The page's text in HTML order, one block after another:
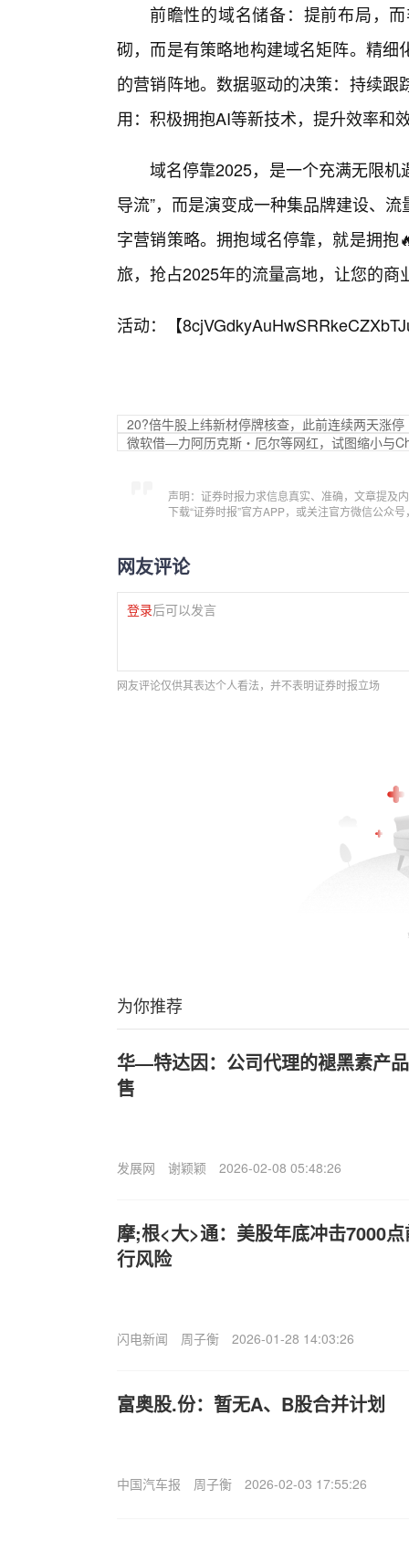
前瞻性的域名储备：提前布局，
砌，而是有策略地构建域名矩阵。精
的营销阵地。数据驱动的决策：持续
用：积极拥抱AI等新技术，提升效率和
域名停靠2025，是一个充满无限机
导流”，而是演变成一种集品牌建设、
字营销策略。拥抱域名停靠，就是拥
旅，抢占2025年的流量高地，让您的
活动：【
20?倍牛股上纬新材停牌核查，此前连续两天涨停
微软借—力阿历克斯・厄尔等网红，试图缩小与
声明：证券时报力求信息真实、准确，文章提及
下载“证券时报”官方APP，或关注官方微信公众
网友评论
登录后可以发言
网友评论仅供其表达个人看法，并不表明证券时报立场
为你推荐
华—特达因：公司代理的褪黑素产
售
发展网 谢颖颖 2026-02-08 05:48:26
摩;根<大>通：美股年底冲击7000
行风险
闪电新闻 周子衡 2026-01-28 14:03:26
富奥股.份：暂无A、B股合并计划
中国汽车报 周子衡 2026-02-03 17:55:26